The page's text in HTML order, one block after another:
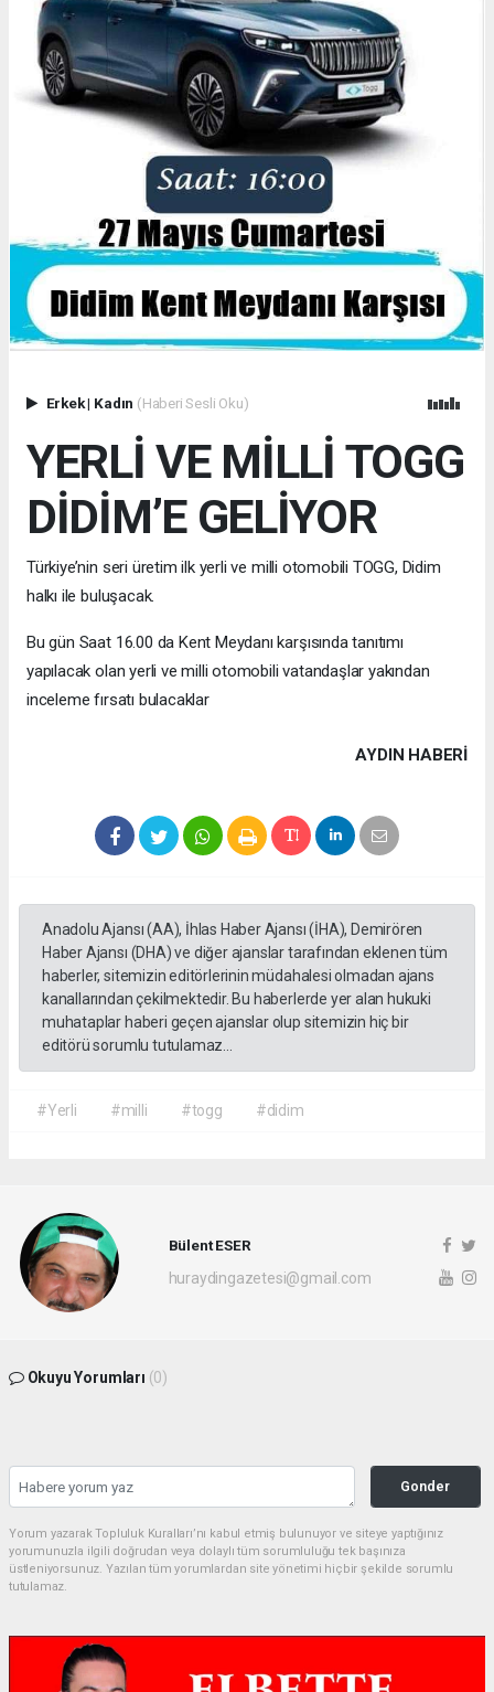
Erkek| Kadın (Haberi Sesli Oku)
YERLİ VE MİLLİ TOGG
DİDİM’E GELİYOR
Türkiye’nin seri üretim ilk yerli ve milli otomobili TOGG, Didim
halkı ile buluşacak.
Bu gün Saat 16.00 da Kent Meydanı karşısında tanıtımı
yapılacak olan yerli ve milli otomobili vatandaşlar yakından
inceleme fırsatı bulacaklar
AYDIN HABERİ
Anadolu Ajansı (AA), İhlas Haber Ajansı (İHA), Demirören
Haber Ajansı (DHA) ve diğer ajanslar tarafından eklenen tüm
haberler, sitemizin editörlerinin müdahalesi olmadan ajans
kanallarından çekilmektedir. Bu haberlerde yer alan hukuki
muhataplar haberi geçen ajanslar olup sitemizin hiç bir
editörü sorumlu tutulamaz...
#Yerli #milli #togg #didim
Bülent ESER
huraydingazetesi@gmail.com
Okuyu Yorumları (0)
Gonder
Yorum yazarak Topluluk Kuralları’nı kabul etmiş bulunuyor ve siteye yaptığınız
yorumunuzla ilgili doğrudan veya dolaylı tüm sorumluluğu tek başınıza
üstleniyorsunuz. Yazılan tüm yorumlardan site yönetimi hiçbir şekilde sorumlu
tutulamaz.